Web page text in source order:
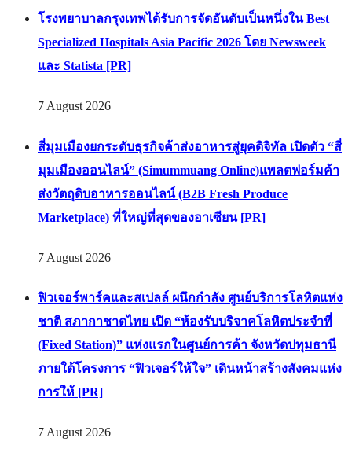
โรงพยาบาลกรุงเทพได้รับการจัดอันดับเป็นหนึ่งใน Best
Specialized Hospitals Asia Pacific 2026 โดย Newsweek
และ Statista [PR]
7 August 2026
สี่มุมเมืองยกระดับธุรกิจค้าส่งอาหารสู่ยุคดิจิทัล เปิดตัว “สี่
มุมเมืองออนไลน์” (Simummuang Online)แพลตฟอร์มค้า
ส่งวัตถุดิบอาหารออนไลน์ (B2B Fresh Produce
Marketplace) ที่ใหญ่ที่สุดของอาเซียน [PR]
7 August 2026
ฟิวเจอร์พาร์คและสเปลล์ ผนึกกำลัง ศูนย์บริการโลหิตแห่ง
ชาติ สภากาชาดไทย เปิด “ห้องรับบริจาคโลหิตประจำที่
(Fixed Station)” แห่งแรกในศูนย์การค้า จังหวัดปทุมธานี
ภายใต้โครงการ “ฟิวเจอร์ให้ใจ” เดินหน้าสร้างสังคมแห่ง
การให้ [PR]
7 August 2026